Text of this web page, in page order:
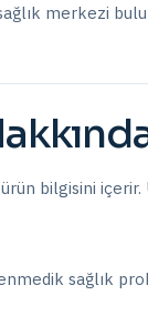
merkezi
bilgisini içerir.
sağlık